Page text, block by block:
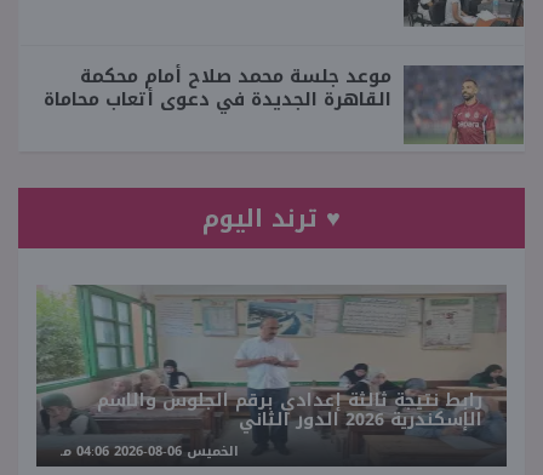
موعد جلسة محمد صلاح أمام محكمة
القاهرة الجديدة في دعوى أتعاب محاماة
♥ ترند اليوم
رابط نتيجة ثالثة إعدادي برقم الجلوس والاسم
الإسكندرية 2026 الدور الثاني
الخميس 06-08-2026 04:06 مـ